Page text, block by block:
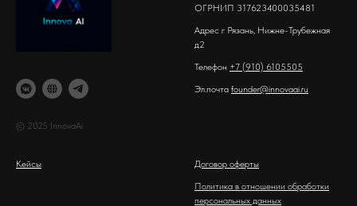
© 2025 InnovaAi
ОГРНИП 317623400035481
Адрес г Рязань, Нижне-Трубежная
д2
Телефон +7 (910) 6105505
Эл.почта founder@innovaai.ru
Кейсы
Договор оферты
Политика в отношении обработки
персональных данных